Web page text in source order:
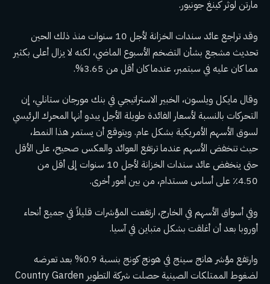
مارتن لوثر كينغ جونيور.
وقد تراجع عائد سندات الخزانة لأجل 10 سنوات منذ ذلك الحين
تحديث مشجع بشأن التضخم الأسبوع الماضي، لكنه لا يزال أعلى بكثير
مما كان عليه في سبتمبر، عندما كان أقل من 3.65%.
وقال مايكل ويلسون، الخبير الاستراتيجي في بنك مورجان ستانلي، إن
التحركات بالنسبة لأسعار الفائدة طويلة الأجل يبدو أنها المحرك الرئيسي
لسوق الأسهم الأمريكية بشكل عام. ويتوقع أن يستمر هذا النمط،
حيث تنخفض الأسهم عندما ترتفع العوائد والعكس صحيح، على الأقل
حتى ينخفض ​​​​عائد سندات الخزانة لأجل 10 سنوات إلى أقل من
4.50٪ على أساس مستدام، من بين أمور أخرى.
وفي أسواق الأسهم في الخارج، ارتفعت المؤشرات قليلاً في جميع أنحاء
أوروبا بعد أن أغلقت بشكل متباين في آسيا.
وارتفع مؤشر هانج سينج في هونج كونج بنسبة 0.9% بعد تعرضه
لضغوط الممتلكات الصينية
حصلت شركة التطوير Country Garden